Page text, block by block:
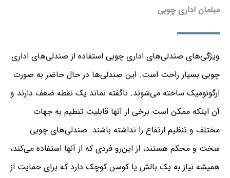
مبلمان اداری چوبی
ویژگی‌های صندلی‌های اداری چوبی استفاده از صندلی‌های اداری
چوبی بسیار راحت است. این صندلی‌ها در حال حاضر به صورت
ارگونومیک ساخته می‌شوند. ناگفته نماند یک نقطه ضعف دارند و
آن اینکه ممکن است برخی از آنها قابلیت تنظیم به جهات
مختلف و تنظیم ارتفاع را نداشته باشند. صندلی‌های چوبی
سخت و محکم هستند، از این‌رو فردی که از آنها استفاده می‌کند،
همیشه نیاز به یک بالش یا کوسن کوچک دارد که برای حمایت از